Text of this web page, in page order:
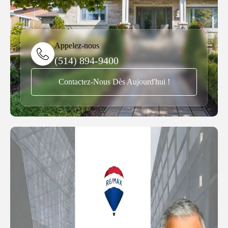
Appelez-nous
(514) 894-9400
Contactez-Nous Dès Aujourd'hui !